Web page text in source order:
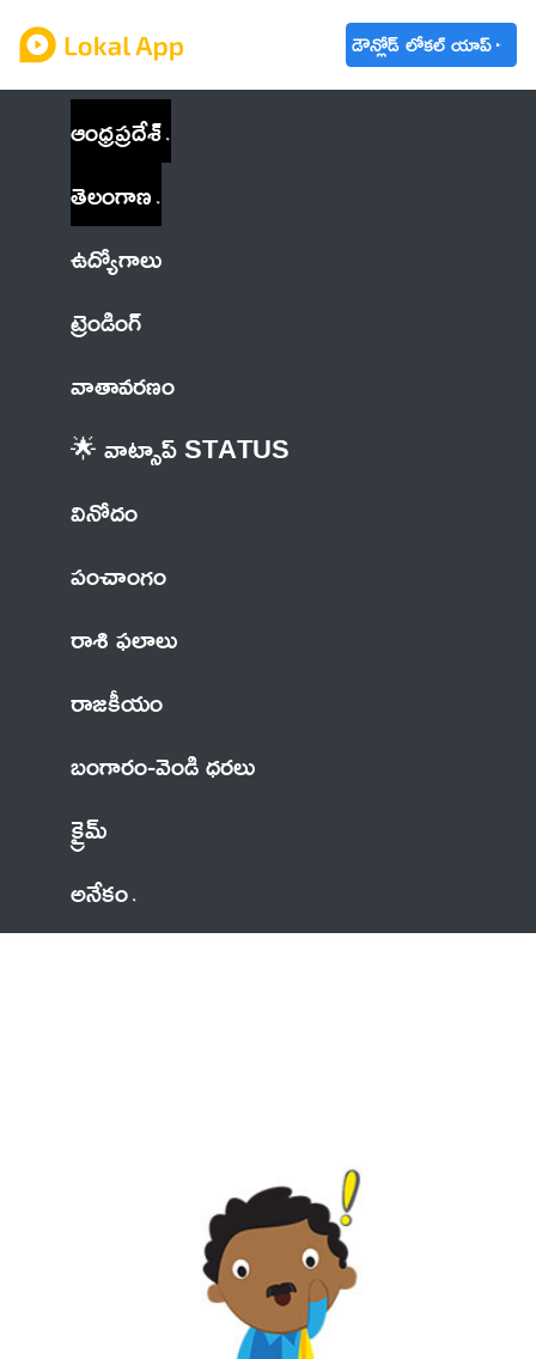
డౌన్లోడ్ లోకల్ యాప్
ఆంధ్రప్రదేశ్
తెలంగాణ
ఉద్యోగాలు
ట్రెండింగ్
వాతావరణం
🌟 వాట్సాప్ STATUS
వినోదం
పంచాంగం
రాశి ఫలాలు
రాజకీయం
బంగారం-వెండి ధరలు
క్రైమ్
అనేకం